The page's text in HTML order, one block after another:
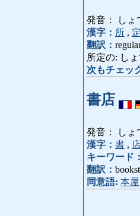
発音： しょ
漢字： 所 , 定
翻訳：
所定の: しょ
次もチェッ
書店
発音： しょ
漢字： 書 ,
キーワード：
翻訳：
同意語: 本屋